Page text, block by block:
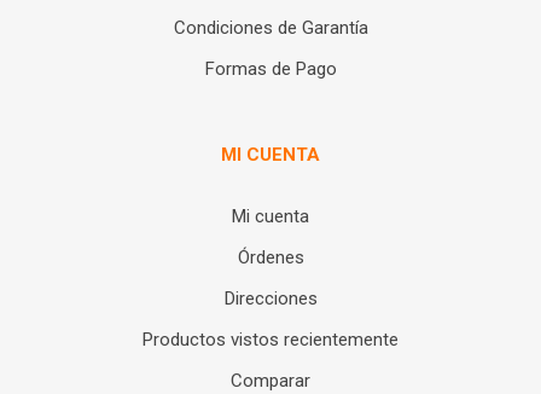
Condiciones de Garantía
Formas de Pago
MI CUENTA
Mi cuenta
Órdenes
Direcciones
Productos vistos recientemente
Comparar